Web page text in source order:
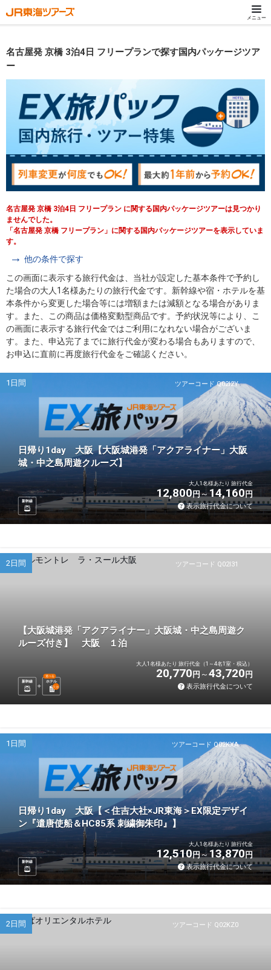
メニュー
名古屋発 京橋 3泊4日 フリープランで探す国内パッケージツア
ー
名古屋発 京橋 3泊4日 フリープラン に関する国内パッケージツアーは見つかり
ませんでした。
「名古屋発 京橋 フリープラン」に関する国内パッケージツアーを表示していま
す。
他の条件で探す
この画面に表示する旅行代金は、当社が設定した基本条件で予約し
た場合の大人1名様あたりの旅行代金です。新幹線や宿・ホテルを基
本条件から変更した場合等には増額または減額となる場合がありま
す。また、この商品は価格変動型商品です。予約状況等により、こ
の画面に表示する旅行代金ではご利用になれない場合がございま
す。また、申込完了までに旅行代金が変わる場合もありますので、
お申込に直前に再度旅行代金をご確認ください。
ツアーコード Q02I2Y
1日間
日帰り1day 大阪【大阪城港発「アクアライナー」大阪
城・中之島周遊クルーズ】
新幹線
大人1名様あたり 旅行代金
12,800円 14,160円
表示旅行代金について
ツアーコード Q02I31
2日間
【大阪城港発「アクアライナー」大阪城・中之島周遊ク
ルーズ付き】 大阪 １泊
新幹線 ホテル
選べる
1 泊
大人1名様あたり 旅行代金（1～4名1室・税込）
20,770 円 43,720 円
表示旅行代金について
ツアーコード Q02KXA
1日間
日帰り1day 大阪【＜住吉大社×JR東海＞EX限定デザイ
ン『遣唐使船＆HC85系 刺繍御朱印』】
新幹線
大人1名様あたり 旅行代金
12,510円 13,870円
表示旅行代金について
ツアーコード Q02KZ0
2日間